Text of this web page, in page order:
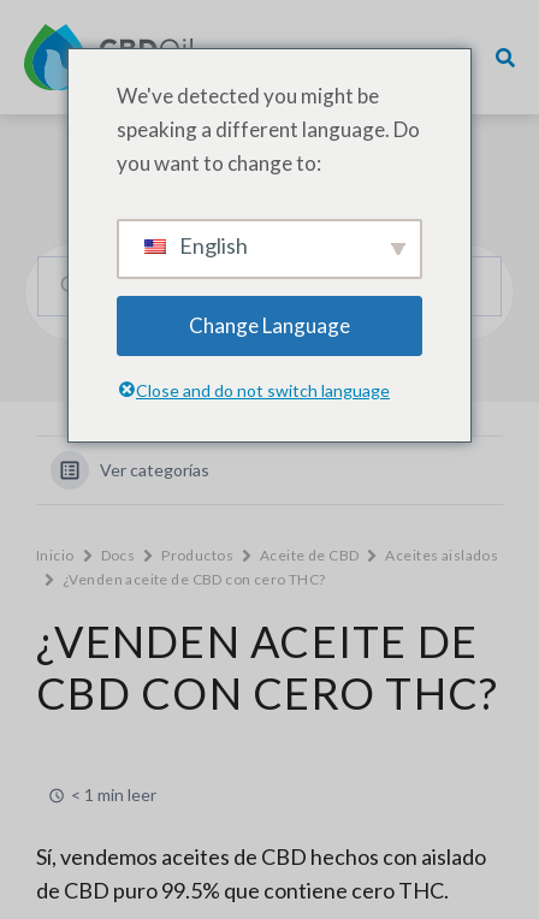
Ver categorías
Inicio Docs Productos Aceite de CBD
Aceites aislados
¿Venden aceite de CBD con cero THC?
¿VENDEN ACEITE DE
CBD CON CERO THC?
< 1 min leer
Sí, vendemos aceites de CBD hechos con aislado
de CBD puro 99.5% que contiene cero THC.
We've detected you might be
speaking a different language. Do
you want to change to:
English
Change Language
Close and do not switch language